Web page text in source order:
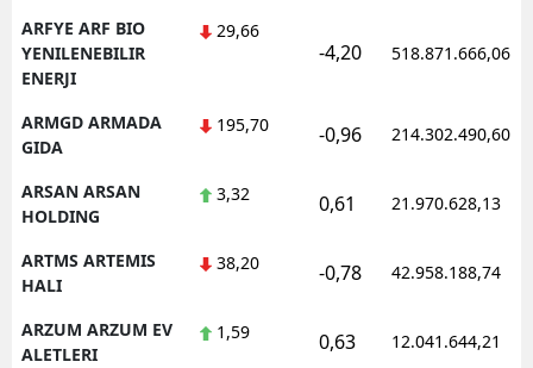
ARFYE ARF BIO
YENILENEBILIR
ENERJI
29,66
-4,20 518.871.666,06
ARMGD ARMADA
GIDA
195,70 -0,96 214.302.490,60
ARSAN ARSAN
HOLDING
3,32 0,61 21.970.628,13
ARTMS ARTEMIS
HALI
38,20 -0,78 42.958.188,74
ARZUM ARZUM EV
ALETLERI
1,59 0,63 12.041.644,21